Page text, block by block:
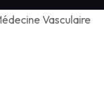
Vasculaire